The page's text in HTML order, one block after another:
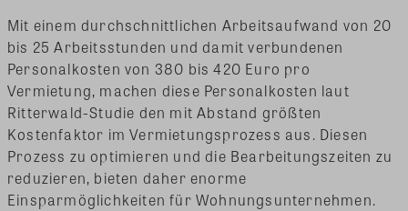
Mit einem durchschnittlichen Arbeitsaufwand von 20
bis 25 Arbeitsstunden und damit verbundenen
Personalkosten von 380 bis 420 Euro pro
Vermietung, machen diese Personalkosten laut
Ritterwald-Studie den mit Abstand größten
Kostenfaktor im Vermietungsprozess aus. Diesen
Prozess zu optimieren und die Bearbeitungszeiten zu
reduzieren, bieten daher enorme
Einsparmöglichkeiten für Wohnungsunternehmen.